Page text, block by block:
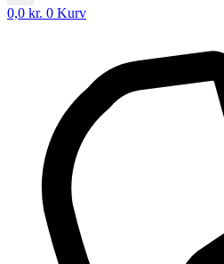
0,0 kr. 0 Kurv